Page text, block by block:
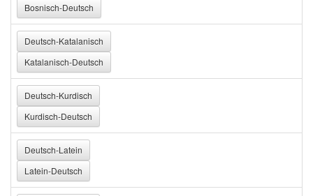
Bosnisch-Deutsch
Deutsch-Katalanisch
Katalanisch-Deutsch
Deutsch-Kurdisch
Kurdisch-Deutsch
Deutsch-Latein
Latein-Deutsch